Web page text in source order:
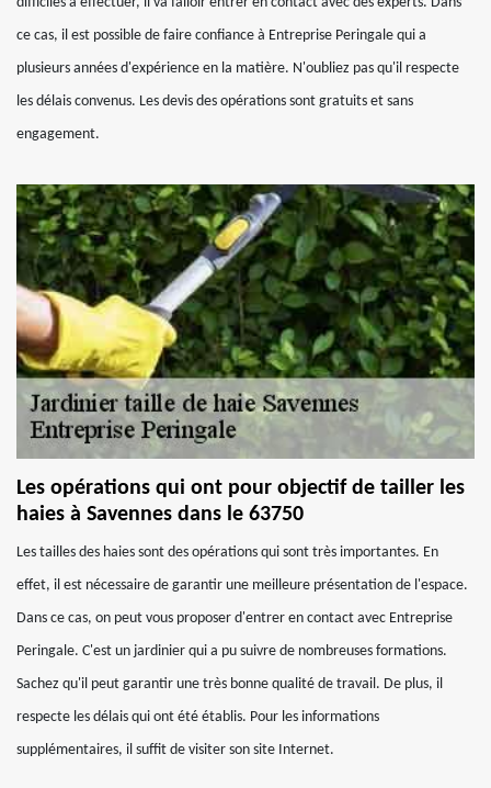
ce cas, il est possible de faire confiance à Entreprise Peringale qui a
plusieurs années d'expérience en la matière. N'oubliez pas qu'il respecte
les délais convenus. Les devis des opérations sont gratuits et sans
engagement.
Les opérations qui ont pour objectif de tailler les
haies à Savennes dans le 63750
Les tailles des haies sont des opérations qui sont très importantes. En
effet, il est nécessaire de garantir une meilleure présentation de l'espace.
Dans ce cas, on peut vous proposer d'entrer en contact avec Entreprise
Peringale. C'est un jardinier qui a pu suivre de nombreuses formations.
Sachez qu'il peut garantir une très bonne qualité de travail. De plus, il
respecte les délais qui ont été établis. Pour les informations
supplémentaires, il suffit de visiter son site Internet.